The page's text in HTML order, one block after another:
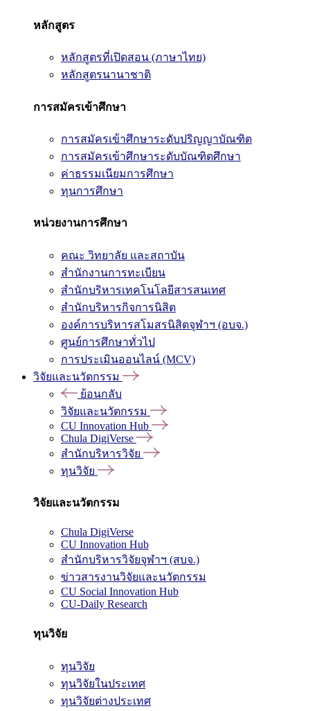
หลักสูตร
หลักสูตรที่เปิดสอน (ภาษาไทย)
หลักสูตรนานาชาติ
การสมัครเข้าศึกษา
การสมัครเข้าศึกษาระดับปริญญาบัณฑิต
การสมัครเข้าศึกษาระดับบัณฑิตศึกษา
ค่าธรรมเนียมการศึกษา
ทุนการศึกษา
หน่วยงานการศึกษา
คณะ วิทยาลัย และสถาบัน
สำนักงานการทะเบียน
สำนักบริหารเทคโนโลยีสารสนเทศ
สำนักบริหารกิจการนิสิต
องค์การบริหารสโมสรนิสิตจุฬาฯ (อบจ.)
ศูนย์การศึกษาทั่วไป
การประเมินออนไลน์ (MCV)
วิจัยและนวัตกรรม
ย้อนกลับ
วิจัยและนวัตกรรม
CU Innovation Hub
Chula DigiVerse
สำนักบริหารวิจัย
ทุนวิจัย
วิจัยและนวัตกรรม
Chula DigiVerse
CU Innovation Hub
สำนักบริหารวิจัยจุฬาฯ (สบจ.)
ข่าวสารงานวิจัยและนวัตกรรม
CU Social Innovation Hub
CU-Daily Research
ทุนวิจัย
ทุนวิจัย
ทุนวิจัยในประเทศ
ทุนวิจัยต่างประเทศ